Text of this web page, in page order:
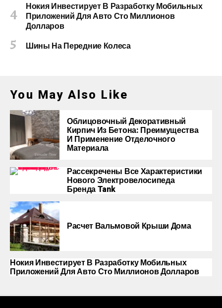
Нокия Инвестирует В Разработку Мобильных
Приложений Для Авто Сто Миллионов
Долларов
Шины На Передние Колеса
You May Also Like
Облицовочный Декоративный
Кирпич Из Бетона: Преимущества
И Применение Отделочного
Материала
Рассекречены Все Характеристики
Нового Электровелосипеда
Бренда Tank
Расчет Вальмовой Крыши Дома
Нокия Инвестирует В Разработку Мобильных
Приложений Для Авто Сто Миллионов Долларов